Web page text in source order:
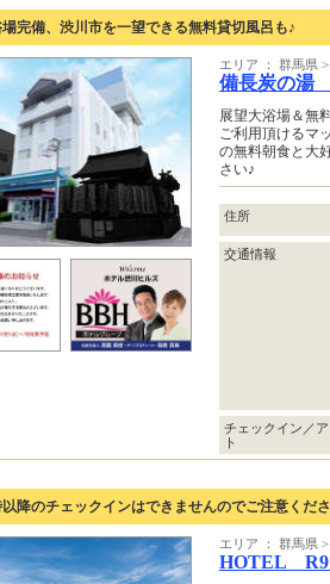
完備、渋川市を一望できる無料貸切風呂も♪
エリア ： 群馬県
備長炭の湯
展望大浴場＆無
ご利用頂けるマ
の無料朝食と大
さい♪
住所
交通情報
チェックイン／
ト
降のチェックインはできませんのでご注意くだ
エリア ： 群馬県
HOTEL